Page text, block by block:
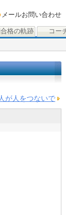
格の軌跡 コー
メールお問い合わせ
人が人をつないで